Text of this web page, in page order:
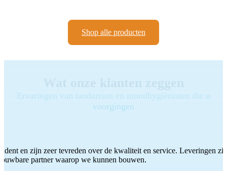
Shop alle producten
Ervaringen van tandartsen en mondhygiënisten die u
voorgingen
en zijn zeer tevreden over de kwaliteit en service. Leveringen
partner waarop we kunnen bouwen.